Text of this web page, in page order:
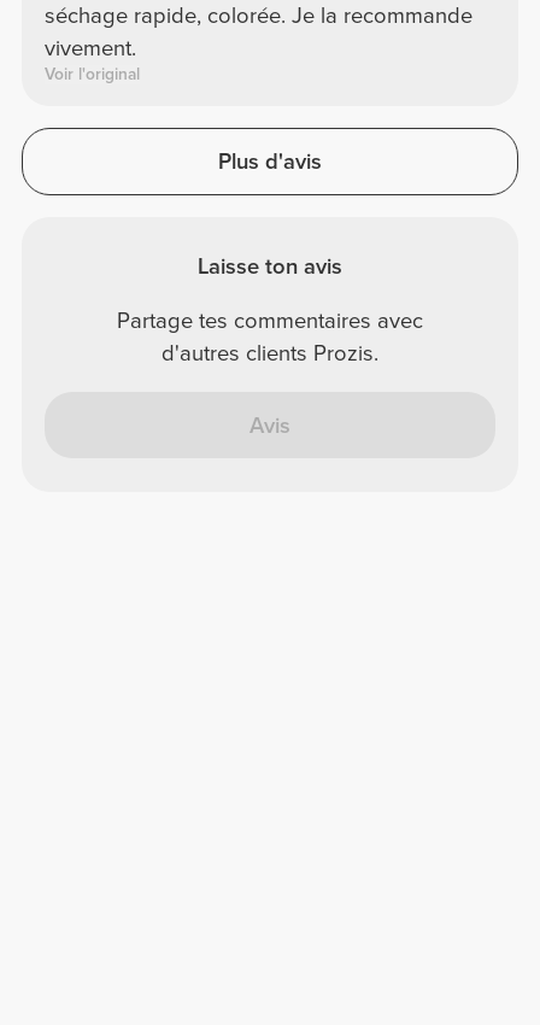
séchage rapide, colorée. Je la recommande
vivement.
Voir l'original
Plus d'avis
Laisse ton avis
Partage tes commentaires avec
d'autres clients Prozis.
Avis